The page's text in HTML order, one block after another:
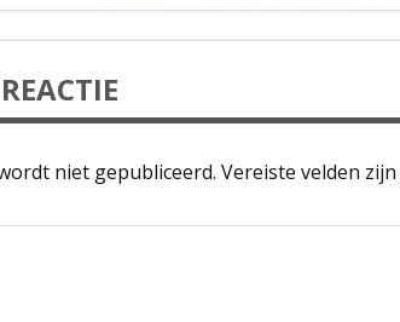
niet gepubliceerd. Vereiste velden